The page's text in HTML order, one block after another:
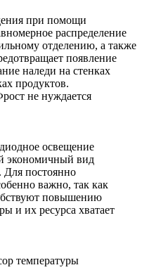
при помощи
распределение
отделению, а также
появление
наледи на стенках
продуктов.
не нуждается
освещение
экономичный вид
Для постоянно
важно, так как
повышению
и их ресурса хватает
температуры